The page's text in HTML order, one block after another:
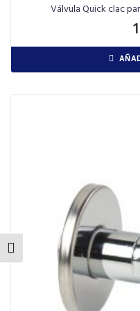
ALTERNAR TAMAÑO DE
Válvula Quick clac